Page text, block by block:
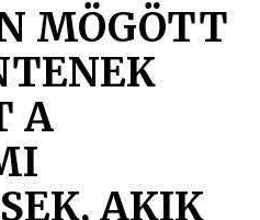
MÖGÖTT
A
AKIK